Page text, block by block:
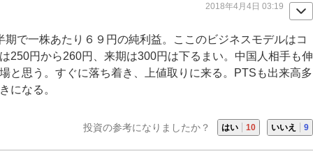
2018年4月4日 03:19
期で一株あたり６９円の純利益。ここのビジネスモデルはコ
250円から260円、来期は300円は下るまい。中国人相手も伸
と思う。すぐに落ち着き、上値取りに来る。PTSも出来高多
になる。
投資の参考になりましたか？ はい 10 いいえ 9